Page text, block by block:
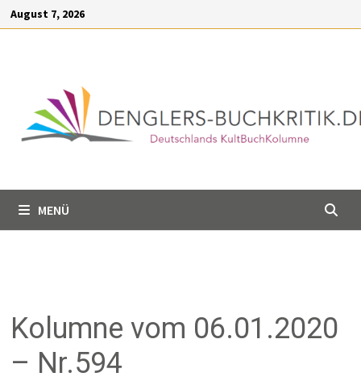
springen
Zum
Inhalt
August 7, 2026
MENÜ
Kolumne vom 06.01.2020
– Nr.594